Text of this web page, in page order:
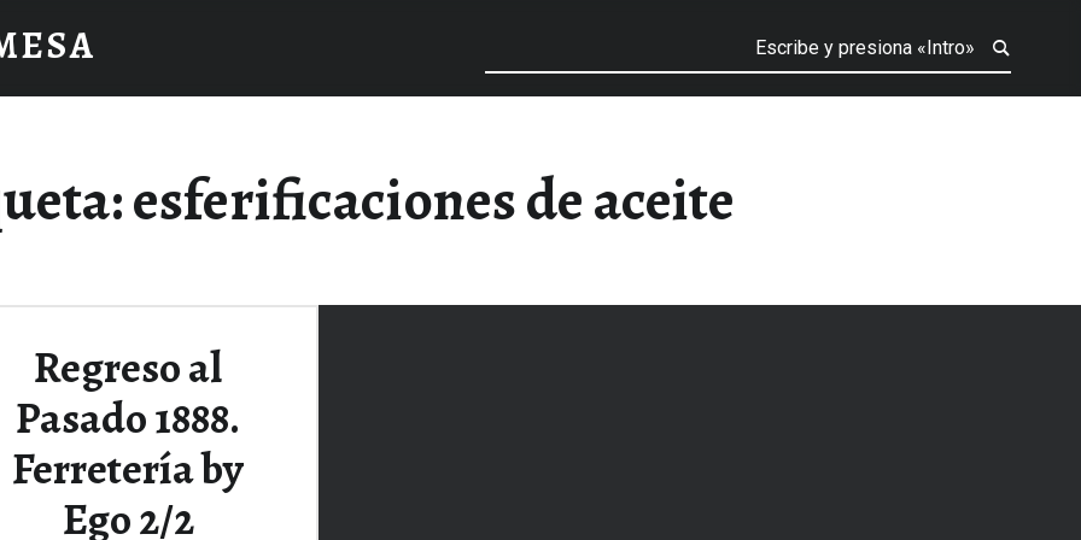
esferificaciones de aceite
Regreso al
Pasado 1888.
Ferretería by
Ego 2/2